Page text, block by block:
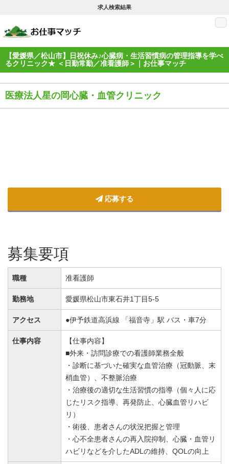
求人検索結果
【愛媛県／松山市】日祝休み♪心臓病・生活習慣病の管理指導を学べ
るクリニック★ ＜日勤常勤／准看護師＞｜お仕事マッチ
医療法人星の岡心臓・血管クリニック
応募する
募集要項
職種 准看護師
勤務地 愛媛県松山市東石井1丁目5-5
アクセス ●伊予鉄道高浜線 「福音寺」駅 バス・車7分
仕事内容
【仕事内容】
■外来・訪問診療での看護師業務全般
・診断に基づいた確実な血管治療（冠動脈、末
梢血管）、不整脈治療
・治療後の適切な生活習慣の指導（個々人に応
じたリスク指導、再発防止、心臓血管リハビ
リ）
・術後、患者さんの状況把握と管理
・心不全患者さんの再入院抑制、心臓・血管リ
ハビリなどを介したADLの維持、QOLの向上